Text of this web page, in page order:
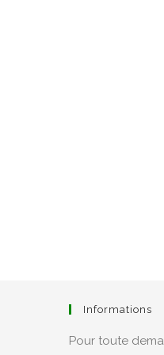
Informations
Pour toute